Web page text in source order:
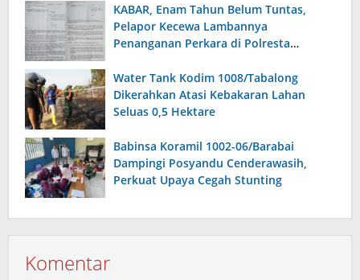
KABAR, Enam Tahun Belum Tuntas,
Pelapor Kecewa Lambannya
Penanganan Perkara di Polresta
Water Tank Kodim 1008/Tabalong
Dikerahkan Atasi Kebakaran Lahan
Seluas 0,5 Hektare
Babinsa Koramil 1002-06/Barabai
Dampingi Posyandu Cenderawasih,
Perkuat Upaya Cegah Stunting
Komentar